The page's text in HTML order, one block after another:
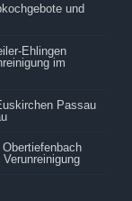
und
Ehlingen
im
Passau